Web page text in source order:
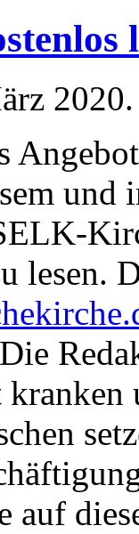
2020.
und
lesen.
auf